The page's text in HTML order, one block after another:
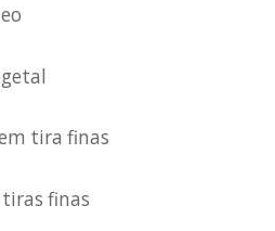
tira finas
finas